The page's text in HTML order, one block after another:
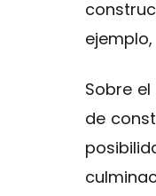
Sobre
de